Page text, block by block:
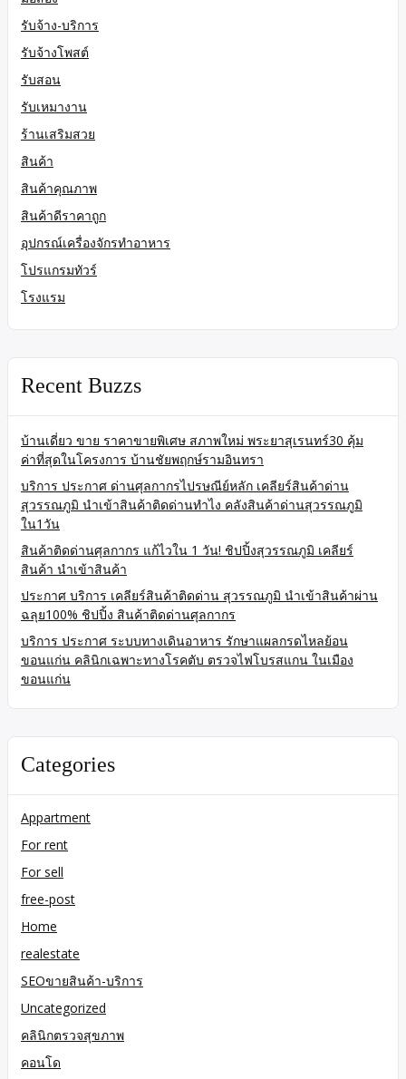
รับจ้าง-บริการ
รับจ้างโพสต์
รับสอน
รับเหมางาน
ร้านเสริมสวย
สินค้า
สินค้าคุณภาพ
สินค้าดีราคาถูก
อุปกรณ์เครื่องจักรทำอาหาร
โปรแกรมทัวร์
โรงแรม
Recent Buzzs
บ้านเดี่ยว ขาย ราคาขายพิเศษ สภาพใหม่ พระยาสุเรนทร์30 คุ้ม
ค่าที่สุดในโครงการ บ้านชัยพฤกษ์รามอินทรา
บริการ ประกาศ ด่านศุลกากรไปรษณีย์หลัก เคลียร์สินค้าด่าน
สุวรรณภูมิ นำเข้าสินค้าติดด่านทำไง คลังสินค้าด่านสุวรรณภูมิ
ใน1วัน
สินค้าติดด่านศุลกากร แก้ไวใน 1 วัน! ชิปปิ้งสุวรรณภูมิ เคลียร์
สินค้า นำเข้าสินค้า
ประกาศ บริการ เคลียร์สินค้าติดด่าน สุวรรณภูมิ นำเข้าสินค้าผ่าน
ฉลุย100% ชิปปิ้ง สินค้าติดด่านศุลกากร
บริการ ประกาศ ระบบทางเดินอาหาร รักษาแผลกรดไหลย้อน
ขอนแก่น คลินิกเฉพาะทางโรคตับ ตรวจไฟโบรสแกน ในเมือง
ขอนแก่น
Categories
Appartment
For rent
For sell
free-post
Home
realestate
SEOขายสินค้า-บริการ
Uncategorized
คลินิกตรวจสุขภาพ
คอนโด